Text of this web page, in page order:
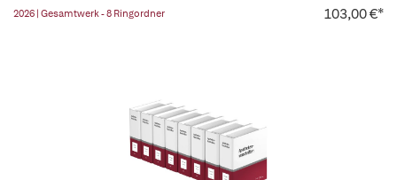
2026 | Gesamtwerk - 8 Ringordner 103,00 €*